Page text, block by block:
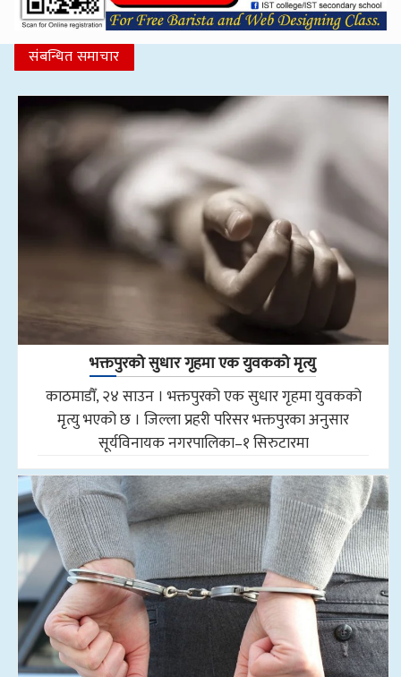
संबन्धित समाचार
भक्तपुरको सुधार गृहमा एक युवकको मृत्यु
काठमाडौँ, २४ साउन । भक्तपुरको एक सुधार गृहमा युवकको
मृत्यु भएको छ । जिल्ला प्रहरी परिसर भक्तपुरका अनुसार
सूर्यविनायक नगरपालिका–१ सिरुटारमा